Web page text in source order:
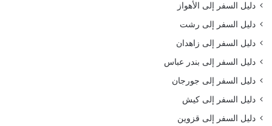
دليل السفر إلى الأهواز
دليل السفر إلى رشت
دليل السفر إلى زاهدان
دليل السفر إلى بندر عباس
دليل السفر إلى جورجان
دليل السفر إلى كيش
دليل السفر إلى قزوين